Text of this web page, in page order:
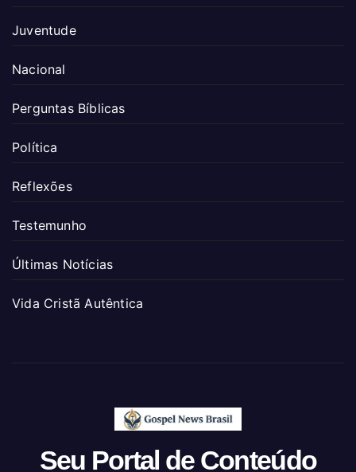
Juventude
Nacional
Perguntas Bíblicas
Política
Reflexões
Testemunho
Últimas Notícias
Vida Cristã Autêntica
Seu Portal de Conteúdo